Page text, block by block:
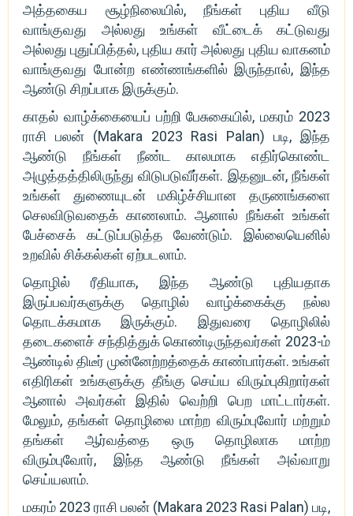
அத்தகைய சூழ்நிலையில், நீங்கள் புதிய வீடு
வாங்குவது அல்லது உங்கள் வீட்டைக் கட்டுவது
அல்லது புதுப்பித்தல், புதிய கார் அல்லது புதிய வாகனம்
வாங்குவது போன்ற எண்ணங்களில் இருந்தால், இந்த
ஆண்டு சிறப்பாக இருக்கும்.
காதல் வாழ்க்கையைப் பற்றி பேசுகையில், மகரம் 2023
ராசி பலன் (Makara 2023 Rasi Palan) படி, இந்த
ஆண்டு நீங்கள் நீண்ட காலமாக எதிர்கொண்ட
அழுத்தத்திலிருந்து விடுபடுவீர்கள். இதனுடன், நீங்கள்
உங்கள் துணையுடன் மகிழ்ச்சியான தருணங்களை
செலவிடுவதைக் காணலாம். ஆனால் நீங்கள் உங்கள்
பேச்சைக் கட்டுப்படுத்த வேண்டும். இல்லையெனில்
உறவில் சிக்கல்கள் ஏற்படலாம்.
தொழில் ரீதியாக, இந்த ஆண்டு புதியதாக
இருப்பவர்களுக்கு தொழில் வாழ்க்கைக்கு நல்ல
தொடக்கமாக இருக்கும். இதுவரை தொழிலில்
தடைகளைச் சந்தித்துக் கொண்டிருந்தவர்கள் 2023-ம்
ஆண்டில் திடீர் முன்னேற்றத்தைக் காண்பார்கள். உங்கள்
எதிரிகள் உங்களுக்கு தீங்கு செய்ய விரும்புகிறார்கள்
ஆனால் அவர்கள் இதில் வெற்றி பெற மாட்டார்கள்.
மேலும், தங்கள் தொழிலை மாற்ற விரும்புவோர் மற்றும்
தங்கள் ஆர்வத்தை ஒரு தொழிலாக மாற்ற
விரும்புவோர், இந்த ஆண்டு நீங்கள் அவ்வாறு
செய்யலாம்.
மகரம் 2023 ராசி பலன் (Makara 2023 Rasi Palan) படி,